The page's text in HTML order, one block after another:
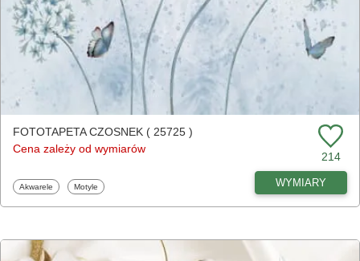
FOTOTAPETA CZOSNEK ( 25725 )
Cena zależy od wymiarów
214
Fototapety
Akwarele Fototapety
Motyle WYMIARY